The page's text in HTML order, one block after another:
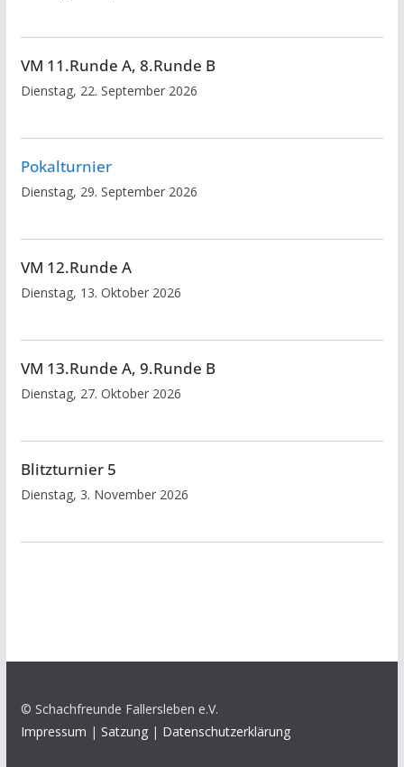
VM 11.Runde A, 8.Runde B
Dienstag, 22. September 2026
Pokalturnier
Dienstag, 29. September 2026
VM 12.Runde A
Dienstag, 13. Oktober 2026
VM 13.Runde A, 9.Runde B
Dienstag, 27. Oktober 2026
Blitzturnier 5
Dienstag, 3. November 2026
© Schachfreunde Fallersleben e.V.
Impressum | Satzung| Datenschutzerklärung